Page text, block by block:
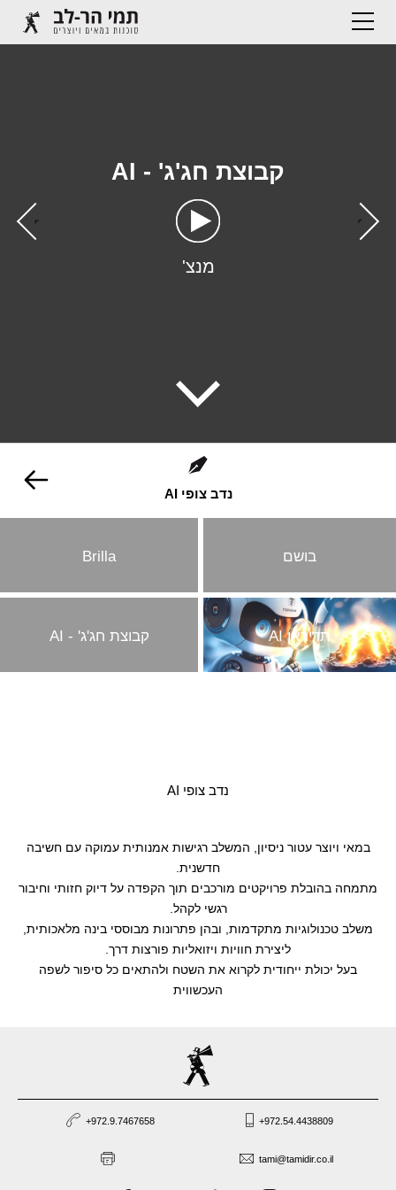
קבוצת חג'ג' - AI
מנצ'
‹
›
נדב צופי AI
בושם Brilla
תדיראן AI קבוצת חג'ג' - AI
נדב צופי AI
במאי ויוצר עטור ניסיון, המשלב רגישות אמנותית עמוקה עם חשיבה
חדשנית.
מתמחה בהובלת פרויקטים מורכבים תוך הקפדה על דיוק חזותי וחיבור
רגשי לקהל.
משלב טכנולוגיות מתקדמות, ובהן פתרונות מבוססי בינה מלאכותית,
ליצירת חוויות ויזואליות פורצות דרך.
בעל יכולת ייחודית לקרוא את השטח ולהתאים כל סיפור לשפה
העכשווית
+972.9.7467658 +972.54.4438809
tami@tamidir.co.il